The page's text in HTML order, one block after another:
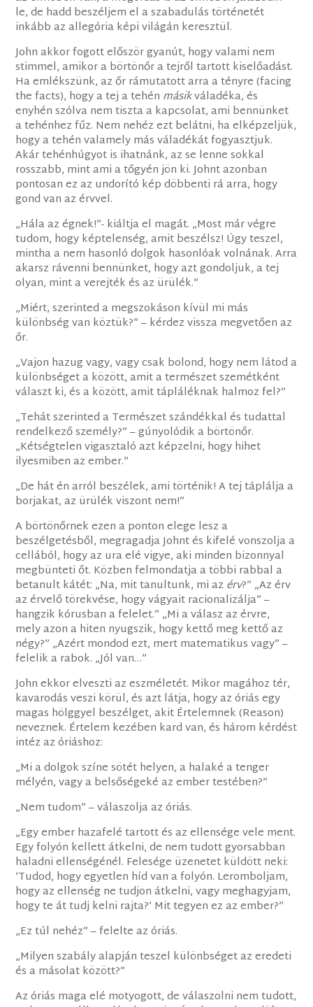
le, de hadd beszéljem el a szabadulás történetét
inkább az allegória képi világán keresztül.
John akkor fogott először gyanút, hogy valami nem
stimmel, amikor a börtönőr a tejről tartott kiselőadást.
Ha emlékszünk, az őr rámutatott arra a tényre (facing
the facts), hogy a tej a tehén másikváladéka, és
enyhén szólva nem tiszta a kapcsolat, ami bennünket
a tehénhez fűz. Nem nehéz ezt belátni, ha elképzeljük,
hogy a tehén valamely más váladékát fogyasztjuk.
Akár tehénhúgyot is ihatnánk, az se lenne sokkal
rosszabb, mint ami a tőgyén jön ki. Johnt azonban
pontosan ez az undorító kép döbbenti rá arra, hogy
gond van az érvvel.
„Hála az égnek!”- kiáltja el magát. „Most már végre
tudom, hogy képtelenség, amit beszélsz! Úgy teszel,
mintha a nem hasonló dolgok hasonlóak volnának. Arra
akarsz rávenni bennünket, hogy azt gondoljuk, a tej
olyan, mint a verejték és az ürülék.”
„Miért, szerinted a megszokáson kívül mi más
különbség van köztük?” – kérdez vissza megvetően az
őr.
„Vajon hazug vagy, vagy csak bolond, hogy nem látod a
különbséget a között, amit a természet szemétként
választ ki, és a között, amit tápláléknak halmoz fel?”
„Tehát szerinted a Természet szándékkal és tudattal
rendelkező személy?” – gúnyolódik a börtönőr.
„Kétségtelen vigasztaló azt képzelni, hogy hihet
ilyesmiben az ember.”
„De hát én arról beszélek, ami történik! A tej táplálja a
borjakat, az ürülék viszont nem!”
A börtönőrnek ezen a ponton elege lesz a
beszélgetésből, megragadja Johnt és kifelé vonszolja a
cellából, hogy az ura elé vigye, aki minden bizonnyal
megbünteti őt. Közben felmondatja a többi rabbal a
betanult kátét: „Na, mit tanultunk, mi az érv?” „Az érv
az érvelő törekvése, hogy vágyait racionalizálja” –
hangzik kórusban a felelet.” „Mi a válasz az érvre,
mely azon a hiten nyugszik, hogy kettő meg kettő az
négy?” „Azért mondod ezt, mert matematikus vagy” –
felelik a rabok. „Jól van…”
John ekkor elveszti az eszméletét. Mikor magához tér,
kavarodás veszi körül, és azt látja, hogy az óriás egy
magas hölggyel beszélget, akit Értelemnek (Reason)
neveznek. Értelem kezében kard van, és három kérdést
intéz az óriáshoz:
„Mi a dolgok színe sötét helyen, a halaké a tenger
mélyén, vagy a belsőségeké az ember testében?”
„Nem tudom” – válaszolja az óriás.
„Egy ember hazafelé tartott és az ellensége vele ment.
Egy folyón kellett átkelni, de nem tudott gyorsabban
haladni ellenségénél. Felesége üzenetet küldött neki:
’Tudod, hogy egyetlen híd van a folyón. Leromboljam,
hogy az ellenség ne tudjon átkelni, vagy meghagyjam,
hogy te át tudj kelni rajta?’ Mit tegyen ez az ember?”
„Ez túl nehéz” – felelte az óriás.
„Milyen szabály alapján teszel különbséget az eredeti
és a másolat között?”
Az óriás maga elé motyogott, de válaszolni nem tudott,